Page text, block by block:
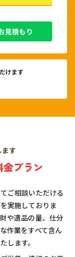
見積もり
けます
す
金プラン
ご相談いただける
実施しておりま
や遺品の量、仕分
作業をすべて含ん
します。